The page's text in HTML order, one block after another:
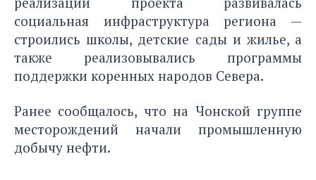
социальная инфраструктура региона —
строились школы, детские сады и жилье, а
также реализовывались программы
поддержки коренных народов Севера.
Ранее сообщалось, что на Чонской группе
месторождений начали промышленную
добычу нефти.